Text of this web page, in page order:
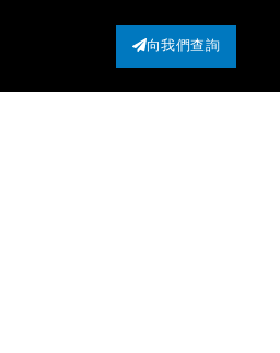
向我們查詢